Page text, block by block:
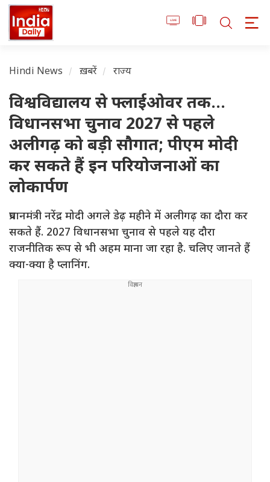
Hindi News ख़बरें राज्य
विश्वविद्यालय से फ्लाईओवर तक...
विधानसभा चुनाव 2027 से पहले
अलीगढ़ को बड़ी सौगात; पीएम मोदी
कर सकते हैं इन परियोजनाओं का
लोकार्पण
प्रधानमंत्री नरेंद्र मोदी अगले डेढ़ महीने में अलीगढ़ का दौरा कर
सकते हैं. 2027 विधानसभा चुनाव से पहले यह दौरा
राजनीतिक रूप से भी अहम माना जा रहा है. चलिए जानते हैं
क्या-क्या है प्लानिंग.